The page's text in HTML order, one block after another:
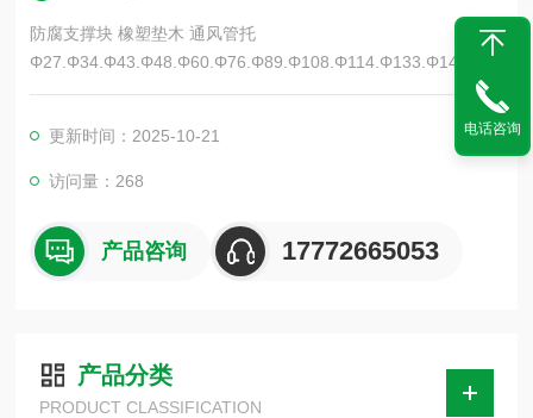
防腐支撑块 橡塑垫木 通风管托
Φ27.Φ34.Φ43.Φ48.Φ60.Φ76.Φ89.Φ108.Φ114.Φ133.Φ140.Φ1
59.Φ165.Φ219.Φ273.库存充足，
Φ325. Φ377.Φ426等规格齐全，厚度如有特殊要求，可批量加工
定做。
更新时间：2025-10-21
访问量：268
产品咨询 17772665053
产品分类
PRODUCT CLASSIFICATION
电话咨询